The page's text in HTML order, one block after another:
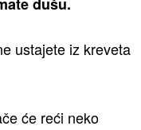
ustajete iz kreveta
će reći neko